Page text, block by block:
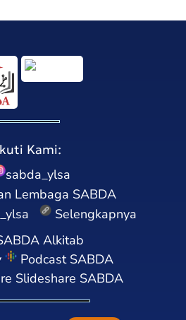
Kami:
sabda_ylsa
Lembaga SABDA
Selengkapnya
Alkitab
Podcast SABDA
Slideshare SABDA